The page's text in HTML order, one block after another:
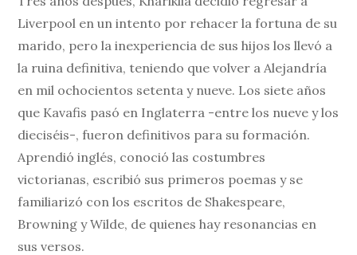
Liverpool en un intento por rehacer la fortuna de su
marido, pero la inexperiencia de sus hijos los llevó a
la ruina definitiva, teniendo que volver a Alejandría
en mil ochocientos setenta y nueve. Los siete años
que Kavafis pasó en Inglaterra -entre los nueve y los
dieciséis-, fueron definitivos para su formación.
Aprendió inglés, conoció las costumbres
victorianas, escribió sus primeros poemas y se
familiarizó con los escritos de Shakespeare,
Browning y Wilde, de quienes hay resonancias en
sus versos.